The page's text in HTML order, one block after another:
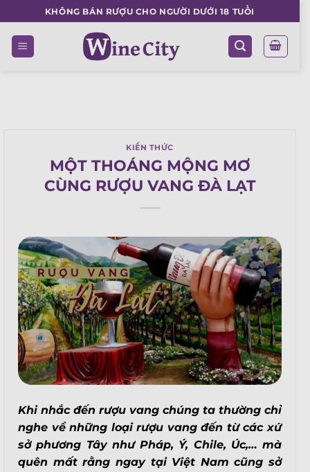
to
content
KHÔNG BÁN RƯỢU CHO NGƯỜI DƯỚI 18 TUỔI
KIẾN THỨC
MỘT THOÁNG MỘNG MƠ
CÙNG RƯỢU VANG ĐÀ LẠT
Khi nhắc đến rượu vang chúng ta thường chỉ
nghe về những loại rượu vang đến từ các xứ
sở phương Tây như Pháp, Ý, Chile, Úc,… mà
quên mất rằng ngay tại Việt Nam cũng sở